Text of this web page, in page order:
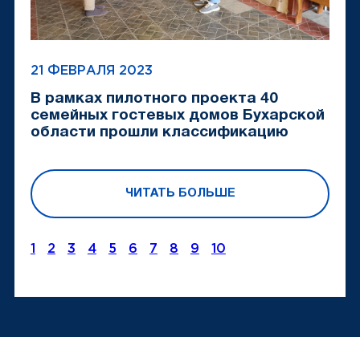
21 ФЕВРАЛЯ 2023
В рамках пилотного проекта 40
семейных гостевых домов Бухарской
области прошли классификацию
ЧИТАТЬ БОЛЬШЕ
1 2 3 4 5 6 7 8 9 10